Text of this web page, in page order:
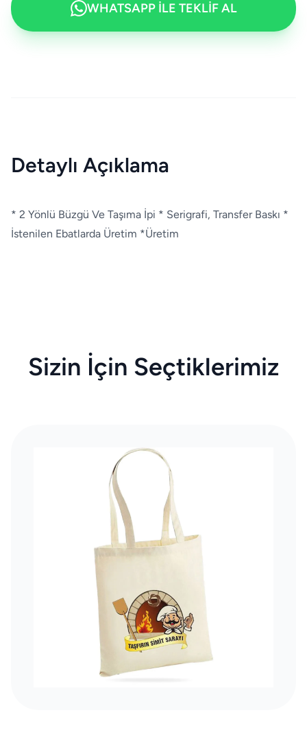
WHATSAPP İLE TEKLİF AL
Detaylı Açıklama
* 2 Yönlü Büzgü Ve Taşıma İpi * Serigrafi, Transfer Baskı *
İstenilen Ebatlarda Üretim *Üretim
Sizin İçin Seçtiklerimiz